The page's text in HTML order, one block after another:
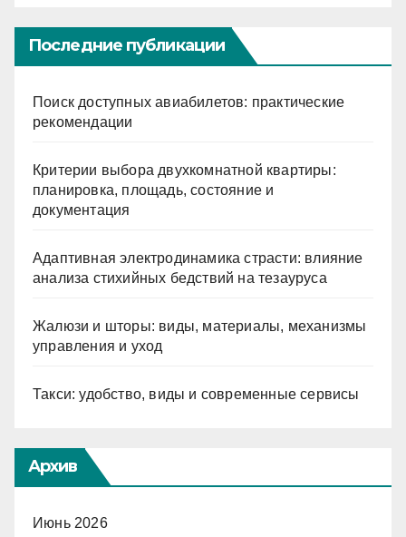
Последние публикации
Поиск доступных авиабилетов: практические
рекомендации
Критерии выбора двухкомнатной квартиры:
планировка, площадь, состояние и
документация
Адаптивная электродинамика страсти: влияние
анализа стихийных бедствий на тезауруса
Жалюзи и шторы: виды, материалы, механизмы
управления и уход
Такси: удобство, виды и современные сервисы
Архив
Июнь 2026